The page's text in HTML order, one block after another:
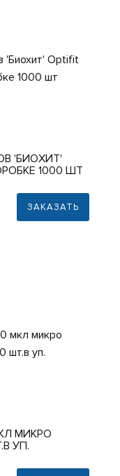
'БИОХИТ'
1000 ШТ
ЗАКАЗАТЬ
МИКРО
УП.